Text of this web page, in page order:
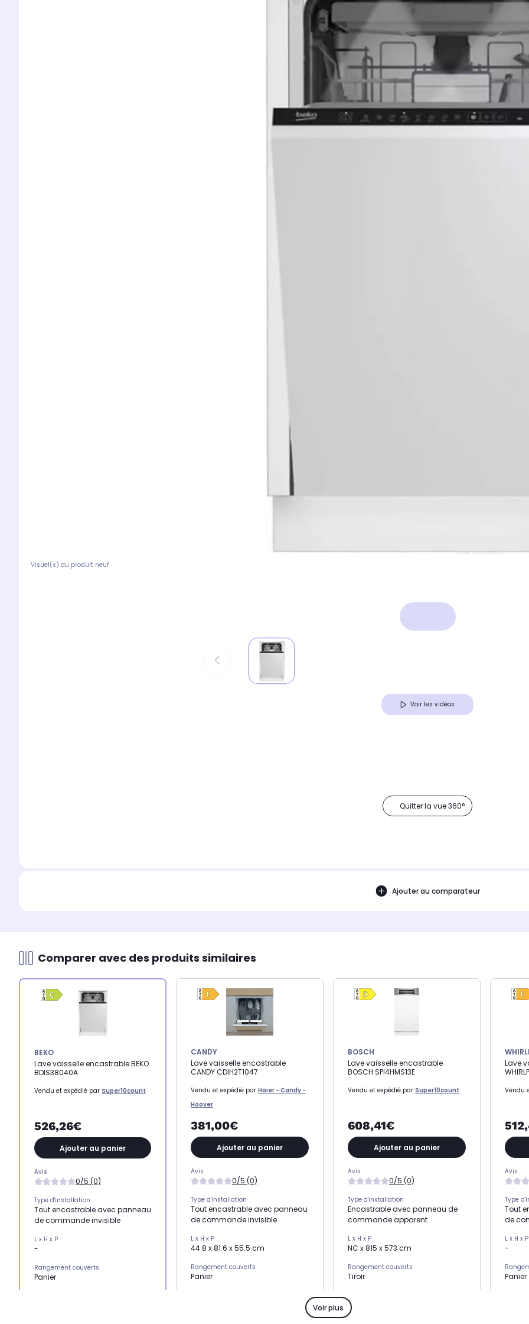
Visuel(s) du produit neuf
Voir les vidéos
Quitter la vue 360°
Ajouter au comparateur
Comparer avec des produits similaires
BEKO
Lave vaisselle encastrable BEKO
BDIS38040A
Vendu et expédié par Super10count
526,26€
Ajouter au panier
Avis
0/5 (0)
Type d'installation
Tout encastrable avec panneau
de commande invisible
L x H x P
-
Rangement couverts
Panier
CANDY
Lave vaisselle encastrable
CANDY CDIH2T1047
Vendu et expédié par Haier - Candy -
Hoover
381,00€
Ajouter au panier
Avis
0/5 (0)
Type d'installation
Tout encastrable avec panneau
de commande invisible
L x H x P
44.8 x 81.6 x 55.5 cm
Rangement couverts
Panier
BOSCH
Lave vaisselle encastrable
BOSCH SPI4HMS13E
Vendu et expédié par Super10count
608,41€
Ajouter au panier
Avis
0/5 (0)
Type d'installation
Encastrable avec panneau de
commande apparent
L x H x P
NC x 815 x 573 cm
Rangement couverts
Tiroir
très silencieux 44 dB
Lave
Vendu
Avis
Type
Tout
de
L x H x P
-
Panier
Voir plus